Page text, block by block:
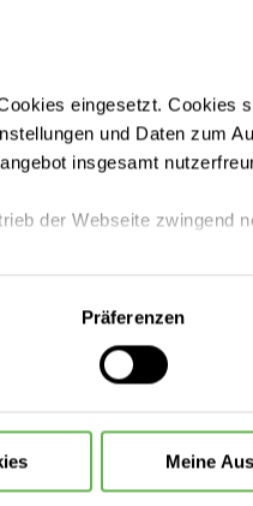
eingesetzt. Cookies
und Daten zum
insgesamt
der Webseite zwingend
mit nur den notwendigen
oder durch Auswahl
können Sie
Präferenzen
Meine
Leistungen